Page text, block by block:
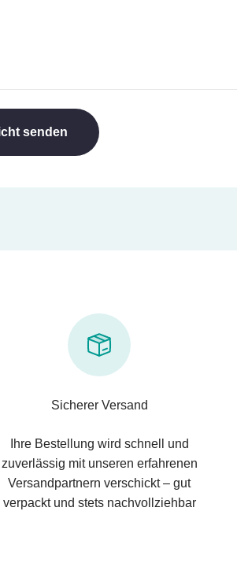
senden
Sicherer Versand
Ihre Bestellung wird schnell und
zuverlässig mit unseren erfahrenen
Versandpartnern verschickt – gut
verpackt und stets nachvollziehbar